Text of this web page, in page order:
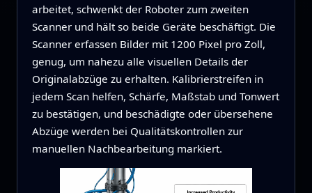
arbeitet, schwenkt der Roboter zum zweiten
Scanner und hält so beide Geräte beschäftigt. Die
Scanner erfassen Bilder mit 1200 Pixel pro Zoll,
genug, um nahezu alle visuellen Details der
Originalabzüge zu erhalten. Kalibrierstreifen in
jedem Scan helfen, Schärfe, Maßstab und Tonwert
zu bestätigen, und beschädigte oder übersehene
Abzüge werden bei Qualitätskontrollen zur
manuellen Nachbearbeitung markiert.